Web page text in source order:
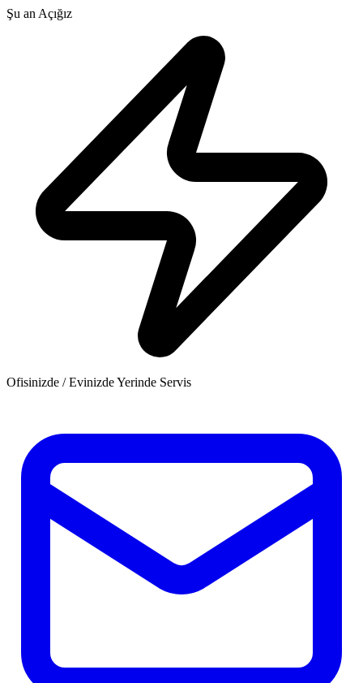
Şu an Açığız
Ofisinizde / Evinizde Yerinde Servis